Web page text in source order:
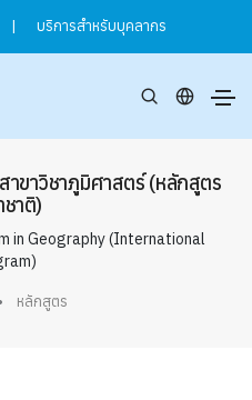
| บริการสำหรับบุคลากร
ขาวิชาภูมิศาสตร์ (หลักสูตร
ชาติ)
in Geography (International
หลักสูตร